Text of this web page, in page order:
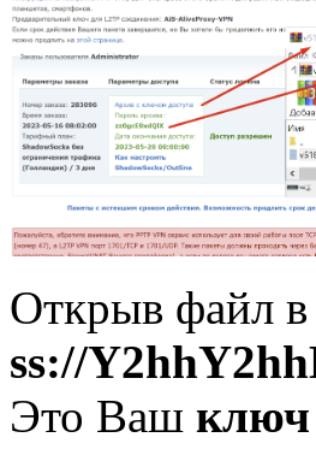
Открыв файл в
ss://
Это Ваш ключ